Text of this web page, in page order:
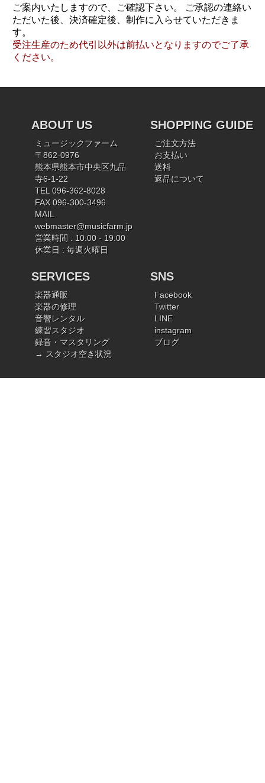
ご案内いたしますので、ご確認下さい。 ご承認の連絡い
ただいた後、決済確定後、制作に入らせていただきま
す。
受注生産のため代引以外は前払いとなりますのでご了承
ください。
ABOUT US
ミュージックファーム
〒862-0976
熊本県熊本市中央区九品
寺6-1-22
TEL 096-362-8028
FAX 096-300-3496
MAIL
webmaster@musicfarm.jp
営業時間 : 10:00 - 19:00
休業日 : 毎週火曜日
SHOPPING GUIDE
ご注文方法
お支払い
送料
返品について
SERVICES
楽器通販
楽器の修理
音響レンタル
練習スタジオ
録音・マスタリング
→ スタジオ空き状況
SNS
Facebook
Twitter
LINE
instagram
ブログ